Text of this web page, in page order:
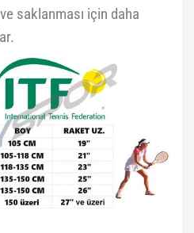
saklanması için daha